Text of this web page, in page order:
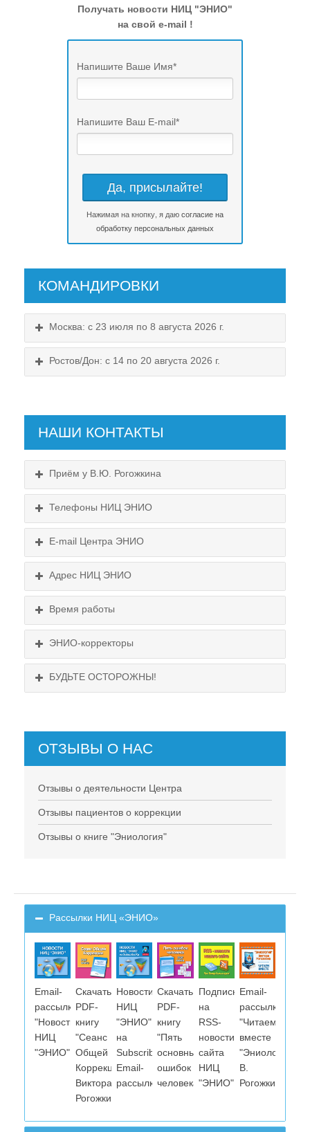
Получать новости НИЦ "ЭНИО"
на свой e-mail !
Напишите Ваше Имя*
Напишите Ваш E-mail*
Нажимая на кнопку, я даюсогласие на
обработку персональных данных
КОМАНДИРОВКИ
Москва: с 23 июля по 8 августа 2026 г.
Схема проезда
Выходные:
Ростов/Дон: с 14 по 20 августа 2026 г.
Схема проезда
Выходные:
НАШИ КОНТАКТЫ
Приём у В.Ю. Рогожкина
Телефоны НИЦ ЭНИО
E-mail Центра ЭНИО
Адрес НИЦ ЭНИО
Время работы
ЭНИО-корректоры
БУДЬТЕ ОСТОРОЖНЫ!
ОТЗЫВЫ О НАС
Отзывы о деятельности Центра
Отзывы пациентов о коррекции
Отзывы о книге "Эниология"
Рассылки НИЦ «ЭНИО»
Email-
рассылка
"Новости
НИЦ
"ЭНИО"
Скачать
PDF-
книгу
"Сеанс
Общей
Коррекции
Виктора
Рогожкина"
Новости
НИЦ
"ЭНИО"
на
Subscribe.Ru.
Email-
рассылка.
Скачать
PDF-
книгу
"Пять
основных
ошибок
человека"
Подписка
на
RSS-
новости
сайта
НИЦ
"ЭНИО"
Email-
рассылка
"Читаем
вместе
"Эниологию"
В.
Рогожкина"